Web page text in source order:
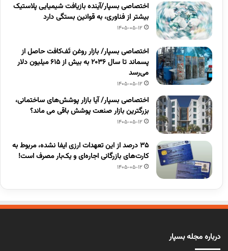
اختصاصی بسپار/آینده بازیافت شیمیایی پلاستیک
بیشتر از فناوری، به قوانین بستگی دارد
1405-05-12
اختصاصی بسپار/ بازار روغن تَف‌کافت حاصل از
پسماند تا سال ۲۰۳۶ به بیش از ۶۱۵ میلیون دلار
می‌رسد
1405-05-12
اختصاصی بسپار/ آیا بازار پوشش‌های ساختمانی،
بزرگترین بازار صنعت پوشش باقی می ماند؟
1405-05-12
۳۵ درصد از این تعهدات ارزی ایفا نشده، مربوط به
کارت‌های بازرگانی اجاره‌ای و یک‌بار مصرف است!
1405-05-12
درباره مجله بسپار